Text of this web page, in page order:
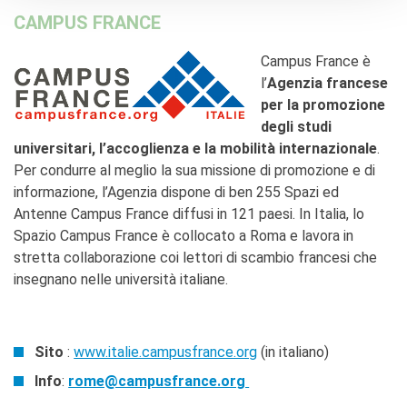
CAMPUS FRANCE
Campus France è
l’Agenzia francese
per la promozione
degli studi
universitari, l’accoglienza e la mobilità internazionale.
Per condurre al meglio la sua missione di promozione e di
informazione, l’Agenzia dispone di ben 255 Spazi ed
Antenne Campus France diffusi in 121 paesi. In Italia, lo
Spazio Campus France è collocato a Roma e lavora in
stretta collaborazione coi lettori di scambio francesi che
insegnano nelle università italiane.
Sito:www.italie.campusfrance.org (in italiano)
Info: rome@campusfrance.org